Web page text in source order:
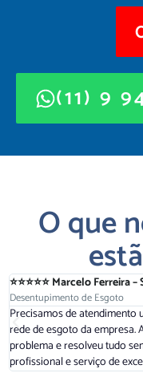
(11) 9
O que
⭐⭐⭐⭐⭐ Marcelo Ferreira
Desentupimento de Esgoto
Precisamos de atendimento
rede de esgoto da empresa.
problema e resolveu tudo
profissional e serviço de